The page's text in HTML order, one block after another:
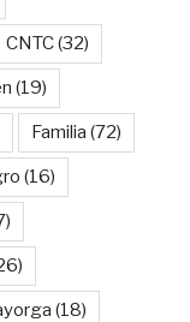
CNTC(32)
(19)
Familia (72)
(16)
(18)